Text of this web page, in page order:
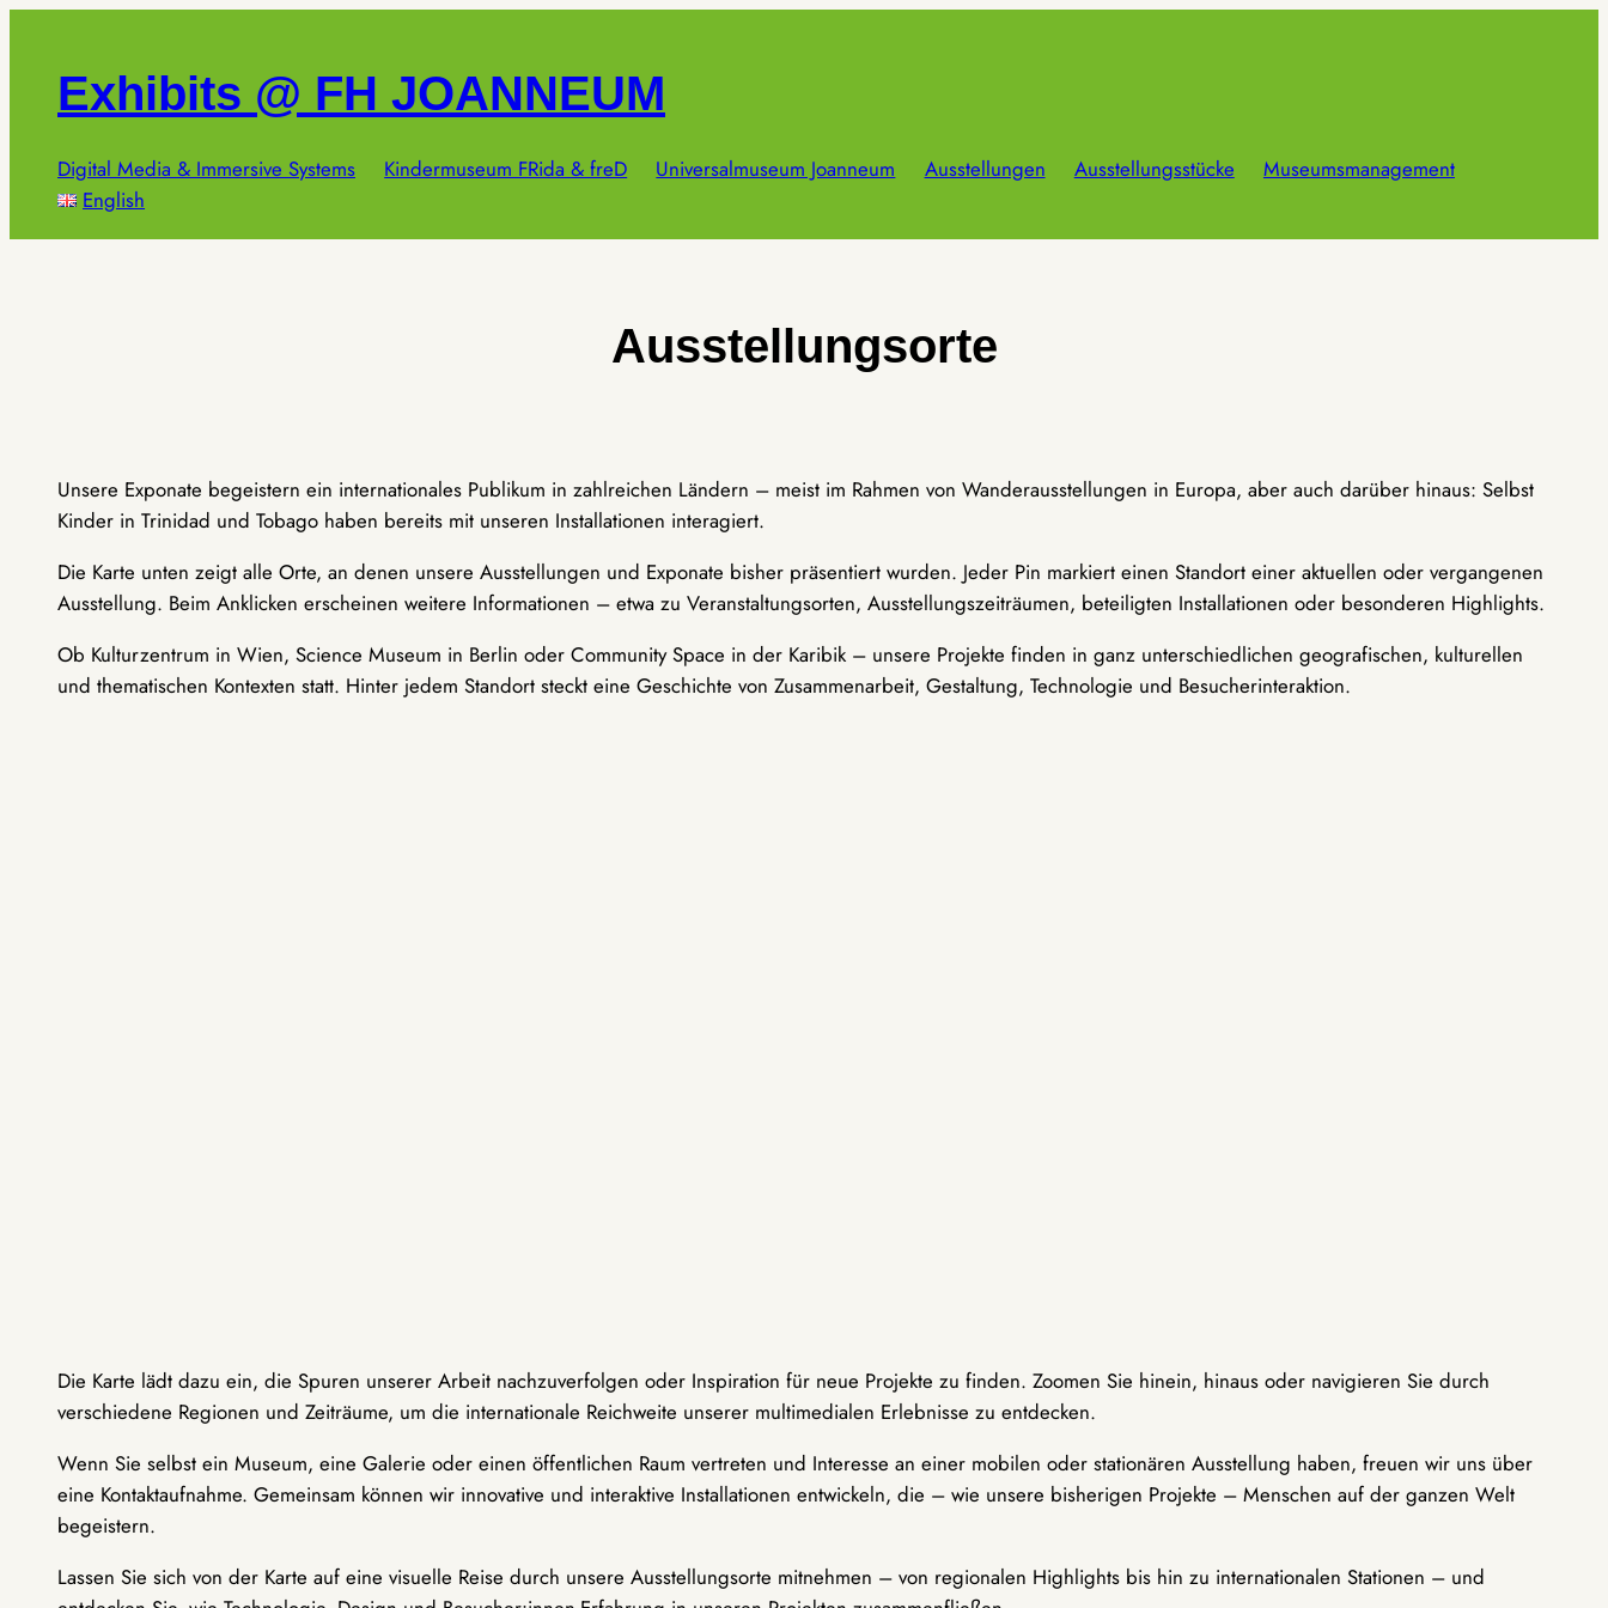
springenExhibits @ FH JOANNEUM
Digital Media & Immersive Systems Kindermuseum FRida & freD Universalmuseum Joanneum Ausstellungen Ausstellungsstücke
Museumsmanagement
English
Ausstellungsorte
Unsere Exponate begeistern ein internationales Publikum in zahlreichen Ländern – meist im Rahmen von Wanderausstellungen in Europa, aber auch darüber hinaus: Selbst
Kinder in Trinidad und Tobago haben bereits mit unseren Installationen interagiert.
Die Karte unten zeigt alle Orte, an denen unsere Ausstellungen und Exponate bisher präsentiert wurden. Jeder Pin markiert einen Standort einer aktuellen oder vergangenen
Ausstellung. Beim Anklicken erscheinen weitere Informationen – etwa zu Veranstaltungsorten, Ausstellungszeiträumen, beteiligten Installationen oder besonderen Highlights.
Ob Kulturzentrum in Wien, Science Museum in Berlin oder Community Space in der Karibik – unsere Projekte finden in ganz unterschiedlichen geografischen, kulturellen
und thematischen Kontexten statt. Hinter jedem Standort steckt eine Geschichte von Zusammenarbeit, Gestaltung, Technologie und Besucherinteraktion.
Die Karte lädt dazu ein, die Spuren unserer Arbeit nachzuverfolgen oder Inspiration für neue Projekte zu finden. Zoomen Sie hinein, hinaus oder navigieren Sie durch
verschiedene Regionen und Zeiträume, um die internationale Reichweite unserer multimedialen Erlebnisse zu entdecken.
Wenn Sie selbst ein Museum, eine Galerie oder einen öffentlichen Raum vertreten und Interesse an einer mobilen oder stationären Ausstellung haben, freuen wir uns über
eine Kontaktaufnahme. Gemeinsam können wir innovative und interaktive Installationen entwickeln, die – wie unsere bisherigen Projekte – Menschen auf der ganzen Welt
begeistern.
Lassen Sie sich von der Karte auf eine visuelle Reise durch unsere Ausstellungsorte mitnehmen – von regionalen Highlights bis hin zu internationalen Stationen – und